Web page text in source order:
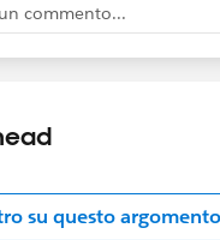
commento...
su questo argomento